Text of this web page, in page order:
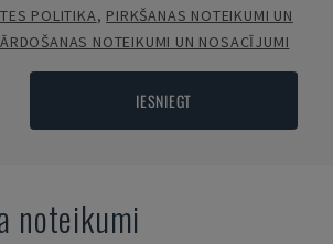
POLITIKA, PIRKŠANAS NOTEIKUMI UN
NOTEIKUMI UN NOSACĪJUMI
IESNIEGT
noteikumi